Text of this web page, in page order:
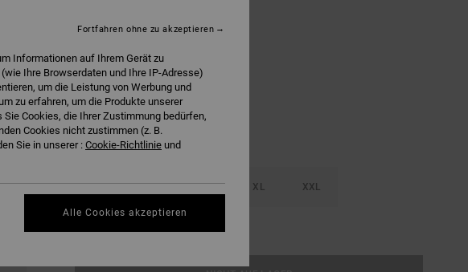
FARBEVintage Blue
S M L XL XXL
Informationen auf Ihrem Gerät zu
Ihre Browserdaten und Ihre IP-Adresse)
um die Leistung von Werbung und
zu erfahren, um die Produkte unserer
Cookies, die Ihrer Zustimmung bedürfen,
Cookies nicht zustimmen (z. B.
Sie in unserer : Cookie-Richtlinie und
Fortfahren ohne zu akzeptieren
Alle Cookies akzeptieren